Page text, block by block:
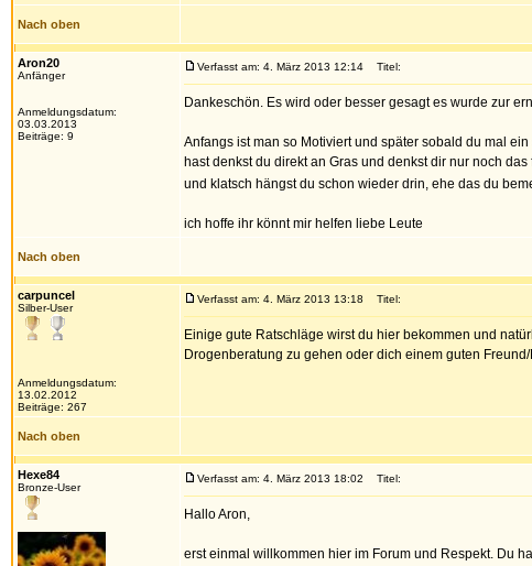
Nach oben
Aron20
Anfänger
Anmeldungsdatum:
03.03.2013
Beiträge: 9
Verfasst am: 4. März 2013 12:14 Titel:
Dankeschön. Es wird oder besser gesagt es wurde zur
Anfangs ist man so Motiviert und später sobald du mal ein
hast denkst du direkt an Gras und denkst dir nur noch das
und klatsch hängst du schon wieder drin, ehe das du
ich hoffe ihr könnt mir helfen liebe Leute
Nach oben
carpuncel
Silber-User
Anmeldungsdatum:
13.02.2012
Beiträge: 267
Verfasst am: 4. März 2013 13:18 Titel:
Einige gute Ratschläge wirst du hier bekommen und
Drogenberatung zu gehen oder dich einem guten
Nach oben
Hexe84
Bronze-User
Verfasst am: 4. März 2013 18:02 Titel:
Hallo Aron,
erst einmal willkommen hier im Forum und Respekt. Du